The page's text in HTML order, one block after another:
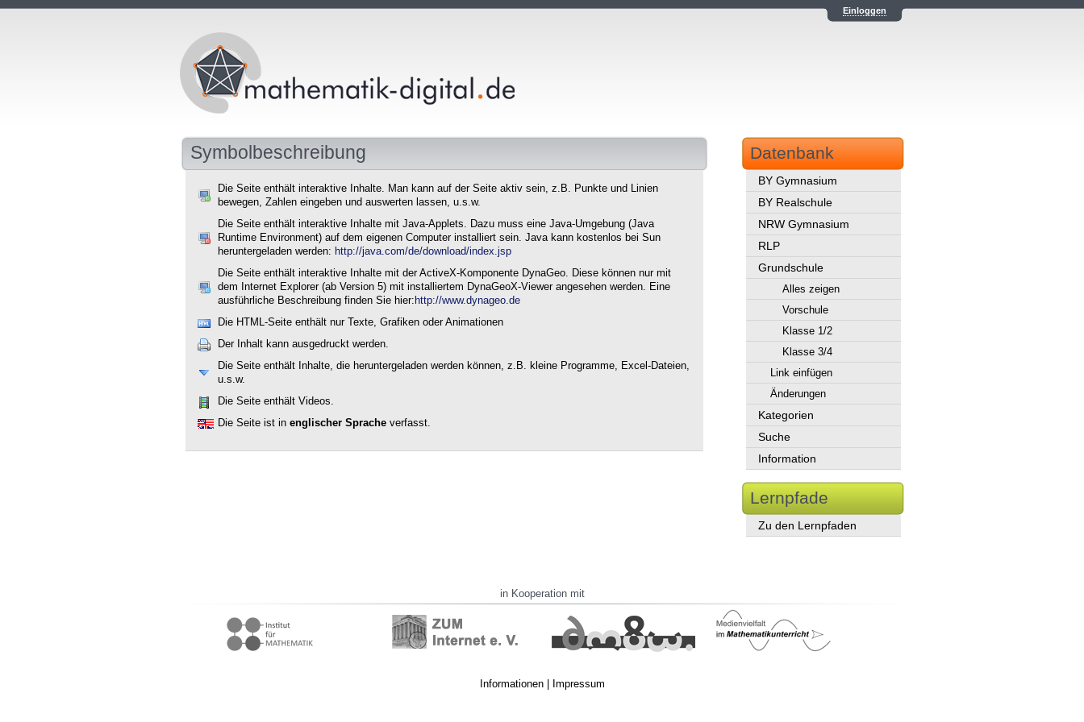
Einloggen
Symbolbeschreibung
Die Seite enthält interaktive Inhalte. Man kann auf der Seite aktiv sein, z.B. Punkte und Linien
bewegen, Zahlen eingeben und auswerten lassen, u.s.w.
Die Seite enthält interaktive Inhalte mit Java-Applets. Dazu muss eine Java-Umgebung (Java
Runtime Environment) auf dem eigenen Computer installiert sein. Java kann kostenlos bei Sun
heruntergeladen werden: http://java.com/de/download/index.jsp
Die Seite enthält interaktive Inhalte mit der ActiveX-Komponente DynaGeo. Diese können nur mit
dem Internet Explorer (ab Version 5) mit installiertem DynaGeoX-Viewer angesehen werden. Eine
ausführliche Beschreibung finden Sie hier: http://www.dynageo.de
Die HTML-Seite enthält nur Texte, Grafiken oder Animationen
Der Inhalt kann ausgedruckt werden.
Die Seite enthält Inhalte, die heruntergeladen werden können, z.B. kleine Programme, Excel-Dateien,
u.s.w.
Die Seite enthält Videos.
Die Seite ist in englischer Sprache verfasst.
Datenbank
BY Gymnasium
BY Realschule
NRW Gymnasium
RLP
Grundschule
Alles zeigen
Vorschule
Klasse 1/2
Klasse 3/4
Link einfügen
Änderungen
Kategorien
Suche
Information
Lernpfade
Zu den Lernpfaden
in Kooperation mit
Informationen| Impressum